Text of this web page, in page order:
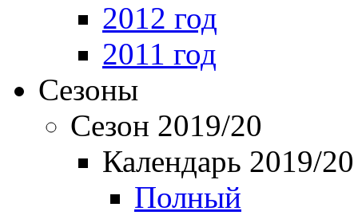
2012 год
2011 год
Сезоны
Сезон 2019/20
Календарь 2019/20
Полный